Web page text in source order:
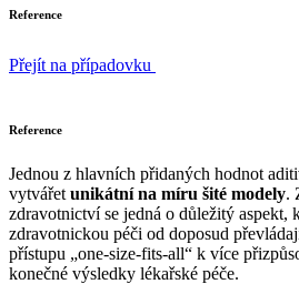
Reference
Přejít na případovku
Reference
Jednou z hlavních přidaných hodnot
vytvářet unikátní na míru šité modely.
zdravotnictví se jedná o důležitý aspekt,
zdravotnickou péči od doposud
přístupu „one-size-fits-all“ k více
konečné výsledky lékařské péče.